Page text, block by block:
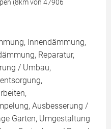
(8km von 47906
Innendämmung,
Reparatur,
/ Umbau,
Ausbesserung /
Garten, Umgestaltung